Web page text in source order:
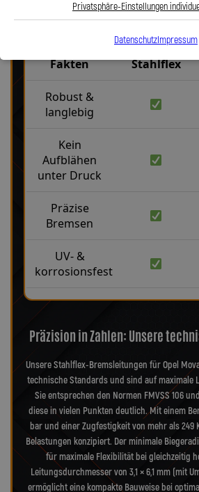
Stahlflex vs.
Fakten Stahlflex
Robust &
langlebig
Kein
Aufblähen
unter Druck
Präzise
Bremsen
UV- &
korrosionsfest
Präzision in Zahlen: Unsere
Unsere Stahlflex-Bremsleitungen für Opel
technische Standards und sind auf maximale
Sie entsprechen den Normen FMVSS 106
diese in vielen Punkten deutlich. Mit einem
bar und einer Zugfestigkeit von mehr als 249
Belastungen konzipiert. Der minimale
für maximale Flexibilität bei gleichzeitig
Leitungsdurchmesser von 3,1 × 6,1 mm (mit
ermöglicht eine kompakte Bauweise bei
Privatsphäre-Einstellungen
DatenschutzImpressum